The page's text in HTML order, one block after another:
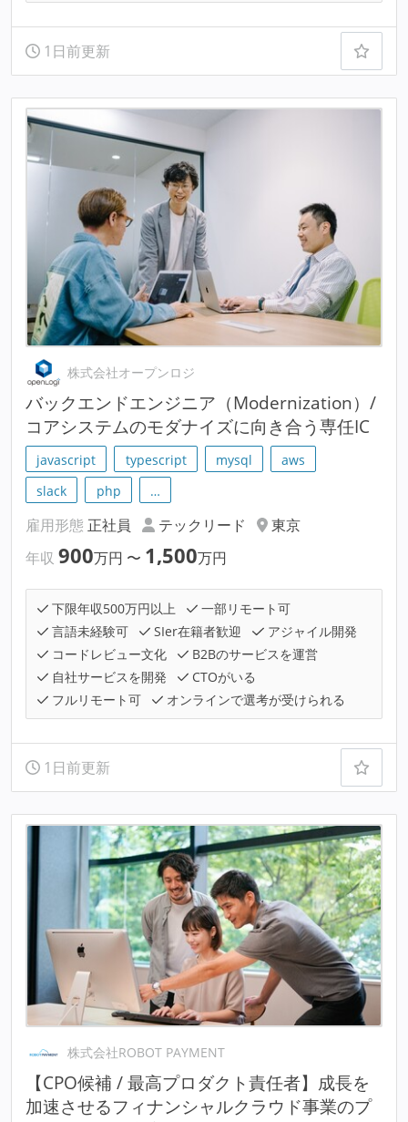
1日前更新
株式会社オープンロジ
バックエンドエンジニア（Modernization）/
コアシステムのモダナイズに向き合う専任IC
javascript typescript mysql
aws
slack
php …
雇用形態 正社員 テックリード
東京
年収 900万円 〜 1,500万円
下限年収500万円以上
一部リモート可
言語未経験可
SIer在籍者歓迎
アジャイル開発
コードレビュー文化
B2Bのサービスを運営
自社サービスを開発
CTOがいる
フルリモート可
オンラインで選考が受けられる
1日前更新
株式会社ROBOT PAYMENT
【CPO候補 / 最高プロダクト責任者】成長を
加速させるフィナンシャルクラウド事業のプ